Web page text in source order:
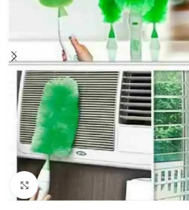
Click to enlarge